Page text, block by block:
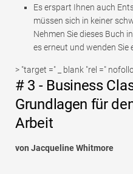
Es erspart Ihnen auch
müssen sich in keiner
Nehmen Sie dieses Buch
es erneut und wenden Sie
> "target =" _ blank "rel ="
# 3 - Business
Grundlagen für
Arbeit
von Jacqueline Whitmore